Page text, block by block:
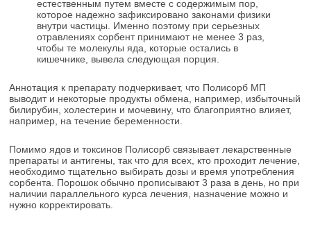
естественным путем вместе с содержимым пор,
которое надежно зафиксировано законами физики
внутри частицы. Именно поэтому при серьезных
отравлениях сорбент принимают не менее 3 раз,
чтобы те молекулы яда, которые остались в
кишечнике, вывела следующая порция.
Аннотация к препарату подчеркивает, что Полисорб МП
выводит и некоторые продукты обмена, например, избыточный
билирубин, холестерин и мочевину, что благоприятно влияет,
например, на течение беременности.
Помимо ядов и токсинов Полисорб связывает лекарственные
препараты и антигены, так что для всех, кто проходит лечение,
необходимо тщательно выбирать дозы и время употребления
сорбента. Порошок обычно прописывают 3 раза в день, но при
наличии параллельного курса лечения, назначение можно и
нужно корректировать.